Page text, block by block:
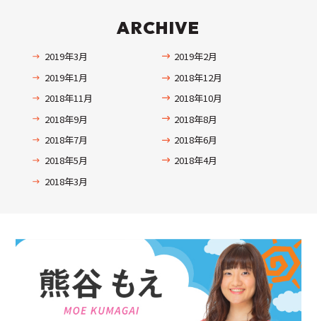
ARCHIVE
2019年3月
2019年2月
2019年1月
2018年12月
2018年11月
2018年10月
2018年9月
2018年8月
2018年7月
2018年6月
2018年5月
2018年4月
2018年3月